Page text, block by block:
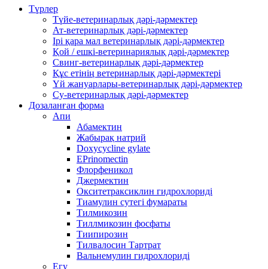
Түрлер
Түйе-ветеринарлық дәрі-дәрмектер
Ат-ветеринарлық дәрі-дәрмектер
Ірі қара мал ветеринарлық дәрі-дәрмектер
Қой / ешкі-ветеринариялық дәрі-дәрмектер
Свинг-ветеринарлық дәрі-дәрмектер
Құс етінің ветеринарлық дәрі-дәрмектері
Үй жануарлары-ветеринарлық дәрі-дәрмектер
Су-ветеринарлық дәрі-дәрмектер
Дозаланған форма
Апи
Абамектин
Жабырақ натрий
Doxycycline gylate
EPrinomectin
Флорфеникол
Джермектин
Окситетраксиклин гидрохлориді
Тиамулин сутегі фумараты
Тилмикозин
Тиллмикозин фосфаты
Тиипирозин
Тилвалосин Тартрат
Вальнемулин гидрохлориді
Егу